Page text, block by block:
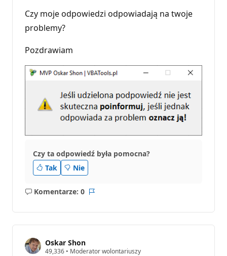
y
u
t
a
c
Czy moje odpowiedzi odpowiadają na twoje
problemy?
Pozdrawiam
Czy ta odpowiedź była pomocna?
Tak
Nie
Komentarze: 0
Brak
Oskar Shon
49,336 P• Moderator wolontariuszy